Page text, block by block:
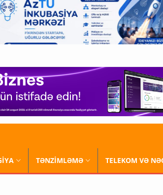
TƏNZİMLƏMƏ TELEKOM VƏ